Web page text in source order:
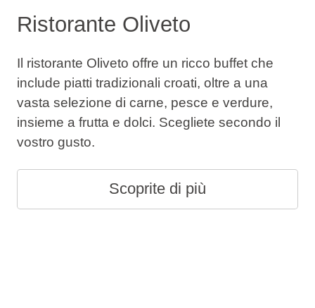
Ristorante Oliveto
Il ristorante Oliveto offre un ricco buffet che
include piatti tradizionali croati, oltre a una
vasta selezione di carne, pesce e verdure,
insieme a frutta e dolci. Scegliete secondo il
vostro gusto.
Scoprite di più